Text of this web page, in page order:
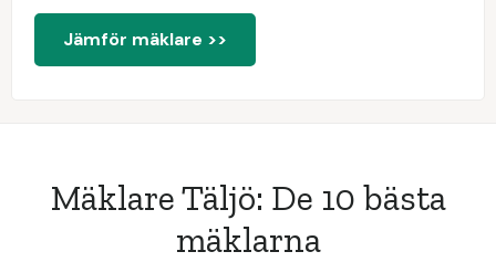
Jämför mäklare >>
Mäklare Täljö: De 10 bästa
mäklarna